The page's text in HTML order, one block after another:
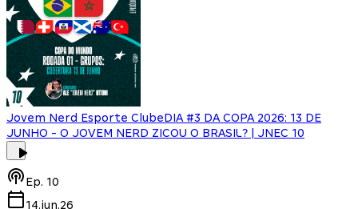
Jovem Nerd Esporte ClubeDIA #3 DA COPA 2026: 13 DE
JUNHO - O JOVEM NERD ZICOU O BRASIL? | JNEC 10
Ep. 10
14.jun.26